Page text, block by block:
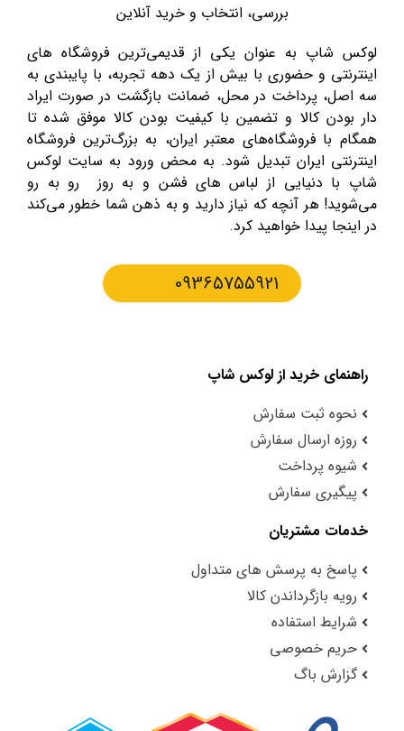
بررسی، انتخاب و خرید آنلاین
لوکس شاپ به عنوان یکی از قدیمی‌ترین فروشگاه های
اینترنتی و حضوری با بیش از یک دهه تجربه، با پایبندی به
سه اصل، پرداخت در محل، ضمانت بازگشت در صورت ایراد
دار بودن کالا و تضمین با کیفیت بودن کالا موفق شده تا
همگام با فروشگاه‌های معتبر ایران، به بزرگ‌ترین فروشگاه
اینترنتی ایران تبدیل شود. به محض ورود به سایت لوکس
شاپ با دنیایی از لباس های فشن و به روز رو به رو
می‌شوید! هر آنچه که نیاز دارید و به ذهن شما خطور می‌کند
در اینجا پیدا خواهید کرد.
09365755921
راهنمای خرید از لوکس شاپ
نحوه ثبت سفارش
روزه ارسال سفارش
شیوه پرداخت
پیگیری سفارش
خدمات مشتریان
پاسخ به پرسش های متداول
رویه بازگرداندن کالا
شرایط استفاده
حریم خصوصی
گزارش باگ